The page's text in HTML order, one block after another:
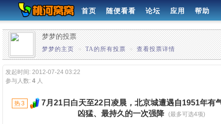
首页 随便看看 论坛 应用 帮助
梦梦的投票
梦梦的主页 » TA的所有投票 » 查看投票详情
发起时间: 2012-07-24 03:22
参与人数: 4 人
热3
7月21日白天至22日凌晨，北京城遭遇自1951年有
凶猛、最持久的一次强降
(最多可选4项)